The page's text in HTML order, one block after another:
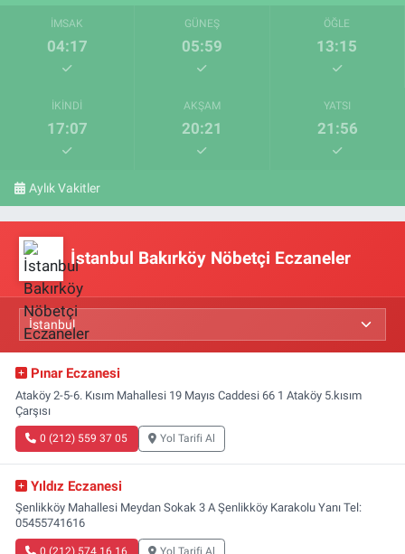
İMSAK
04:17
GÜNEŞ
05:59
ÖĞLE
13:15
İKINDI
17:07
AKŞAM
20:21
YATSI
21:56
Aylık Vakitler
İstanbul Bakırköy Nöbetçi Eczaneler
Pınar Eczanesi
Ataköy 2-5-6. Kısım Mahallesi 19 Mayıs Caddesi 66 1 Ataköy 5.kısım
Çarşısı
0 (212) 559 37 05 Yol Tarifi Al
Yıldız Eczanesi
Şenlikköy Mahallesi Meydan Sokak 3 A Şenlikköy Karakolu Yanı Tel:
05455741616
0 (212) 574 16 16 Yol Tarifi Al